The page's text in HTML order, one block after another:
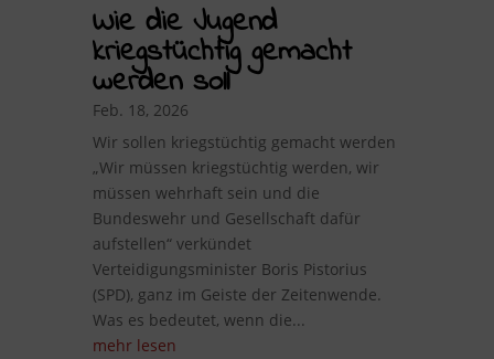
Wie die Jugend
kriegstüchtig gemacht
werden soll
Feb. 18, 2026
Wir sollen kriegstüchtig gemacht werden
„Wir müssen kriegstüchtig werden, wir
müssen wehrhaft sein und die
Bundeswehr und Gesellschaft dafür
aufstellen“ verkündet
Verteidigungsminister Boris Pistorius
(SPD), ganz im Geiste der Zeitenwende.
Was es bedeutet, wenn die...
mehr lesen